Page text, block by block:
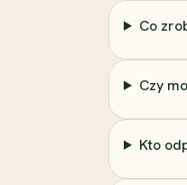
Co
Czy
Kto